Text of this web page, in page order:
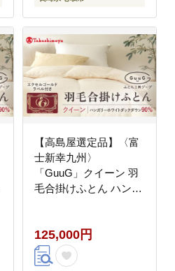
【高島屋選定品】〈富
士新幸九州〉
「GuuG」クイーン 羽
毛合掛けふとん ハンガ
掛け 羽毛 布団[JFJ056]
羽毛布団 100000
100000円 10万円
125,000円